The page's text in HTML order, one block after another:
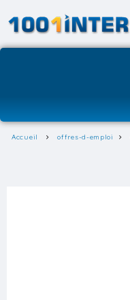
Accueil offres-d-emploi